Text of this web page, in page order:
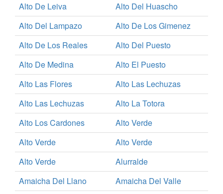
Alto De Leiva
Alto Del Huascho
Alto Del Lampazo
Alto De Los Gimenez
Alto De Los Reales
Alto Del Puesto
Alto De Medina
Alto El Puesto
Alto Las Flores
Alto Las Lechuzas
Alto Las Lechuzas
Alto La Totora
Alto Los Cardones
Alto Verde
Alto Verde
Alto Verde
Alto Verde
Alurralde
Amaicha Del Llano
Amaicha Del Valle